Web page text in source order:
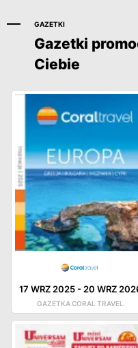
GAZETKI
Gazetki
Ciebie
17 WRZ 2025-20 WRZ
GAZETKA CORAL TRAVEL